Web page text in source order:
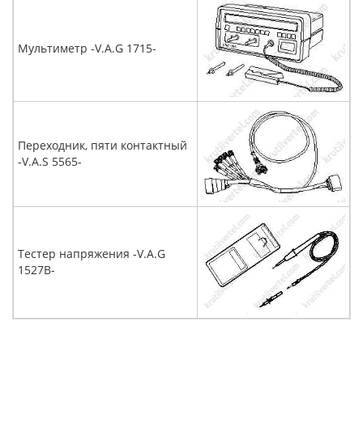
Мультиметр -V.A.G 1715-
Переходник, пяти контактный
-V.A.S 5565-
Тестер напряжения -V.A.G
1527B-